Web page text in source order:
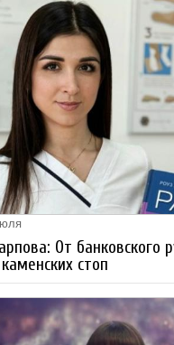
От банковского
стоп